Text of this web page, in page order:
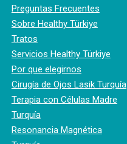
Preguntas Frecuentes
Sobre Healthy Türkiye
Tratos
Servicios Healthy Türkiye
Por que elegirnos
Cirugía de Ojos Lasik Turquía
Terapia con Células Madre
Turquía
Resonancia Magnética